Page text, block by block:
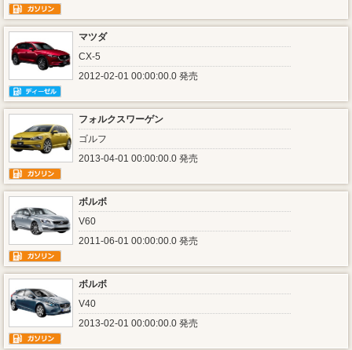
マツダ
CX-5
2012-02-01 00:00:00.0 発売
フォルクスワーゲン
ゴルフ
2013-04-01 00:00:00.0 発売
ボルボ
V60
2011-06-01 00:00:00.0 発売
ボルボ
V40
2013-02-01 00:00:00.0 発売